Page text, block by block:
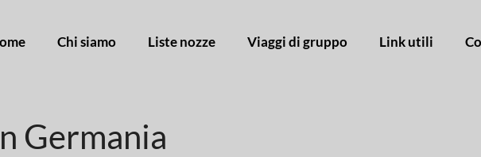
Chi siamo Liste nozze Viaggi di gruppo Link utili
Germania